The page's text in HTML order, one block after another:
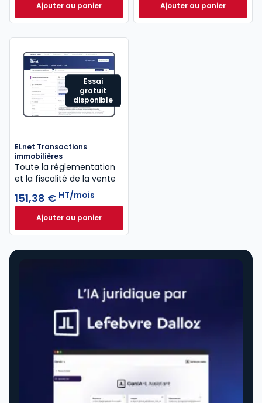
Ajouter au panierRevue Droit Immobilier à 59,26 €TTC/mois
Ajouter au panier
Code de la
Essai
gratuit
disponible
ELnet Transactions
immobilières
Toute la réglementation
et la fiscalité de la vente
151,38 € HT/mois
Ajouter au panierELnet Transactions immobilières à 151,38 €